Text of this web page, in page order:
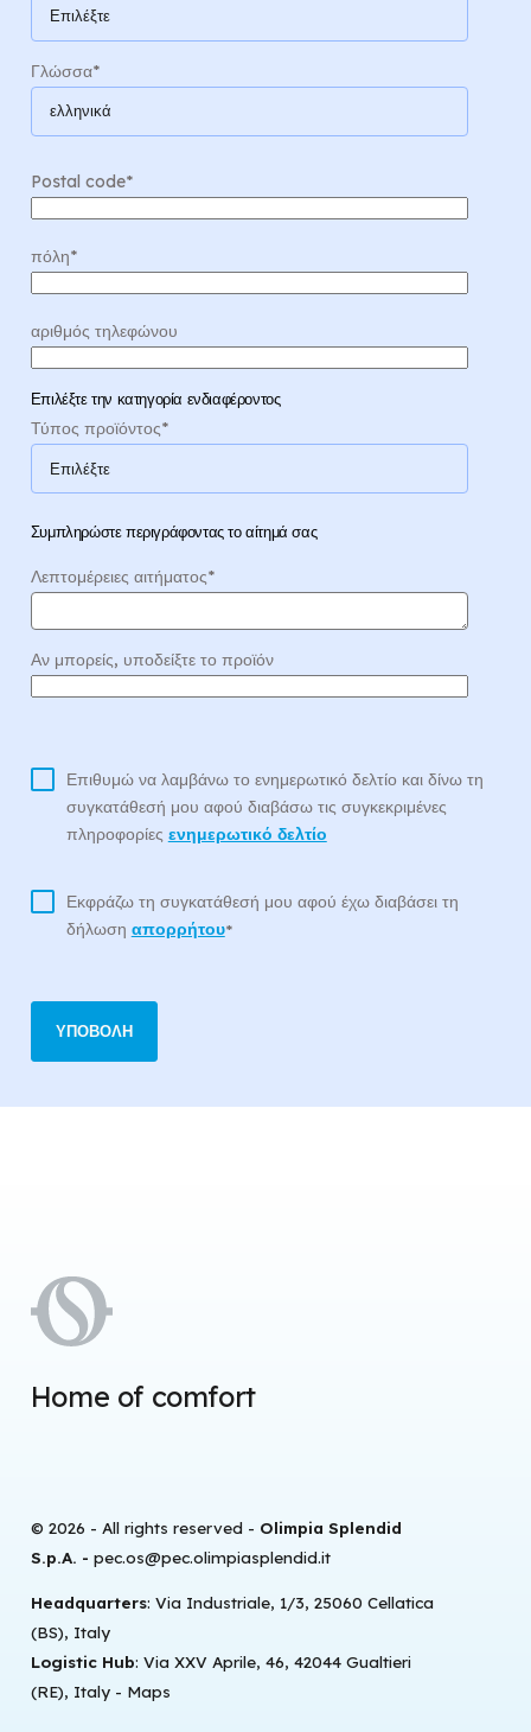
Γλώσσα*
Postal code*
πόλη*
αριθμός τηλεφώνου
Επιλέξτε την κατηγορία ενδιαφέροντος
Τύπος προϊόντος*
Συμπληρώστε περιγράφοντας το αίτημά σας
Λεπτομέρειες αιτήματος*
Αν μπορείς, υποδείξτε το προϊόν
Επιθυμώ να λαμβάνω το ενημερωτικό δελτίο και δίνω τη
συγκατάθεσή μου αφού διαβάσω τις συγκεκριμένες
πληροφορίες ενημερωτικό δελτίο
Εκφράζω τη συγκατάθεσή μου αφού έχω διαβάσει τη
δήλωση απορρήτου*
Home of comfort
© 2026 - All rights reserved - Olimpia Splendid
S.p.A. - pec.os@pec.olimpiasplendid.it
Headquarters: Via Industriale, 1/3, 25060 Cellatica
(BS), Italy
Logistic Hub: Via XXV Aprile, 46, 42044 Gualtieri
(RE), Italy - Maps